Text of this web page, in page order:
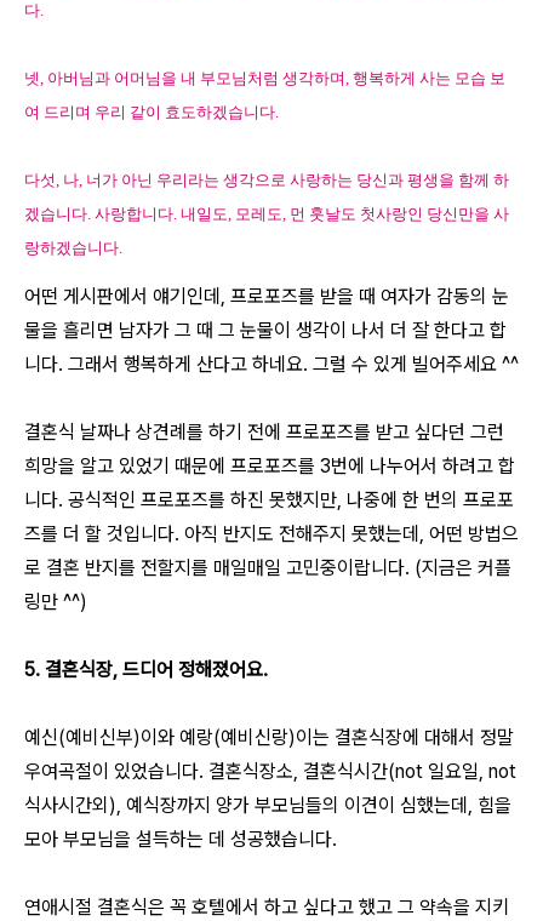
다.
넷, 아버님과 어머님을 내 부모님처럼 생각하며, 행복하게 사는 모습 보
여 드리며 우리 같이 효도하겠습니다.
다섯, 나, 너가 아닌 우리라는 생각으로 사랑하는 당신과 평생을 함께 하
겠습니다. 사랑합니다. 내일도, 모레도, 먼 훗날도 첫사랑인 당신만을 사
랑하겠습니다.
어떤 게시판에서 얘기인데, 프로포즈를 받을 때 여자가 감동의 눈
물을 흘리면 남자가 그 때 그 눈물이 생각이 나서 더 잘 한다고 합
니다. 그래서 행복하게 산다고 하네요. 그럴 수 있게 빌어주세요 ^^
결혼식 날짜나 상견례를 하기 전에 프로포즈를 받고 싶다던 그런
희망을 알고 있었기 때문에 프로포즈를 3번에 나누어서 하려고 합
니다. 공식적인 프로포즈를 하진 못했지만, 나중에 한 번의 프로포
즈를 더 할 것입니다. 아직 반지도 전해주지 못했는데, 어떤 방법으
로 결혼 반지를 전할지를 매일매일 고민중이랍니다. (지금은 커플
링만 ^^)
5. 결혼식장, 드디어 정해졌어요.
예신(예비신부)이와 예랑(예비신랑)이는 결혼식장에 대해서 정말
우여곡절이 있었습니다. 결혼식장소, 결혼식시간(not 일요일, not
식사시간외), 예식장까지 양가 부모님들의 이견이 심했는데, 힘을
모아 부모님을 설득하는 데 성공했습니다.
연애시절 결혼식은 꼭 호텔에서 하고 싶다고 했고 그 약속을 지키